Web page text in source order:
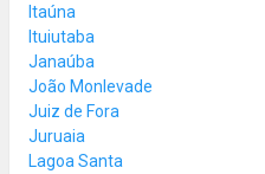
Itaúna
Ituiutaba
Janaúba
João Monlevade
Juiz de Fora
Juruaia
Lagoa Santa